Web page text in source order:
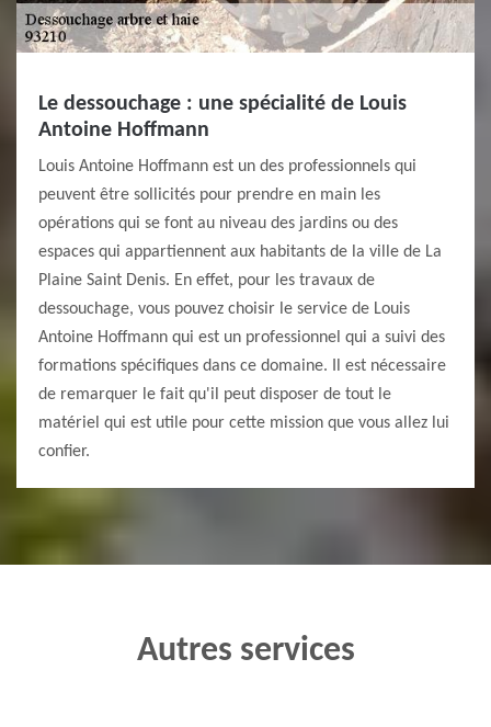
Le dessouchage : une spécialité de Louis
Antoine Hoffmann
Louis Antoine Hoffmann est un des professionnels qui
peuvent être sollicités pour prendre en main les
opérations qui se font au niveau des jardins ou des
espaces qui appartiennent aux habitants de la ville de La
Plaine Saint Denis. En effet, pour les travaux de
dessouchage, vous pouvez choisir le service de Louis
Antoine Hoffmann qui est un professionnel qui a suivi des
formations spécifiques dans ce domaine. Il est nécessaire
de remarquer le fait qu'il peut disposer de tout le
matériel qui est utile pour cette mission que vous allez lui
confier.
Autres services